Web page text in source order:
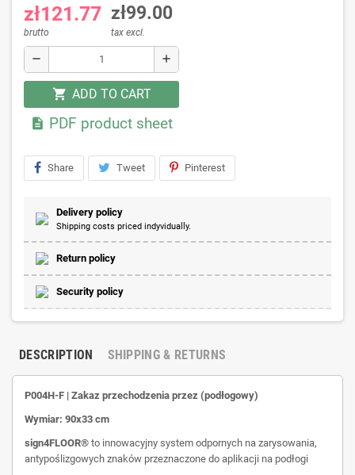
zł121.77
brutto
zł99.00
tax excl.
remove add
shopping_cart ADD TO CART
 PDF product sheet
Share Tweet Pinterest
Delivery policy
Shipping costs priced indyvidually.
Return policy
Security policy
DESCRIPTION SHIPPING & RETURNS
P004H-F | Zakaz przechodzenia przez (podłogowy)
Wymiar: 90x33 cm
sign4FLOOR® to innowacyjny system odpornych na zarysowania,
antypoślizgowych znaków przeznaczone do aplikacji na podłogi